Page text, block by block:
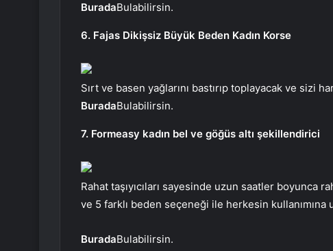
BuradaBulabilirsin.
6. Fajas Dikişsiz Büyük Beden Kadın Korse
Sırt ve basen yağlarını bastırıp toplayacak ve sizi
BuradaBulabilirsin.
7. Formeasy kadın bel ve göğüs altı şekillendirici
Rahat taşıyıcıları sayesinde uzun saatler boyunca
ve 5 farklı beden seçeneği ile herkesin kullanımına
BuradaBulabilirsin.